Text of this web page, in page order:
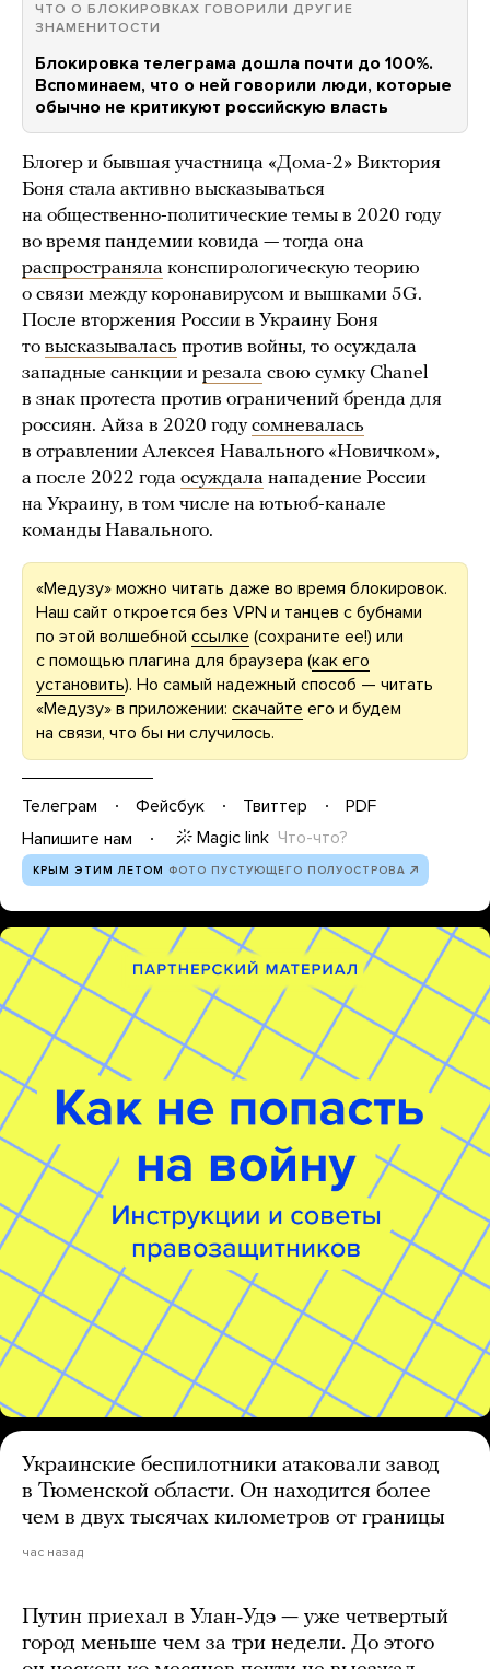
ЧТО О БЛОКИРОВКАХ ГОВОРИЛИ ДРУГИЕ
ЗНАМЕНИТОСТИ
Блокировка телеграма дошла почти до 100%.
Вспоминаем, что о ней говорили люди, которые
обычно не критикуют российскую власть
Блогер и бывшая участница «Дома-2» Виктория
Боня стала активно высказываться
на общественно-политические темы в 2020 году
во время пандемии ковида — тогда она
распространяла конспирологическую теорию
о связи между коронавирусом и вышками 5G.
После вторжения России в Украину Боня
то высказывалась против войны, то осуждала
западные санкции и резала свою сумку Chanel
в знак протеста против ограничений бренда для
россиян. Айза в 2020 годусомневалась
в отравлении Алексея Навального «Новичком»,
а после 2022 года осуждала нападение России
на Украину, в том числе на ютьюб-канале
команды Навального.
«Медузу» можно читать даже во время блокировок.
Наш сайт откроется без VPN и танцев с бубнами
по этой волшебной ссылке (сохраните ее!) или
с помощью плагина для браузера (как его
установить). Но самый надежный способ — читать
«Медузу» в приложении: скачайте его и будем
на связи, что бы ни случилось.
Телеграм Фейсбук Твиттер
PDF
Напишите нам
Magic link Что-что?
КРЫМ ЭТИМ ЛЕТОМ ФОТО ПУСТУЮЩЕГО ПОЛУОСТРОВА
Украинские беспилотники атаковали завод
в Тюменской области. Он находится более
чем в двух тысячах километров от границы
час назад
Путин приехал в Улан-Удэ — уже четвертый
город меньше чем за три недели. До этого